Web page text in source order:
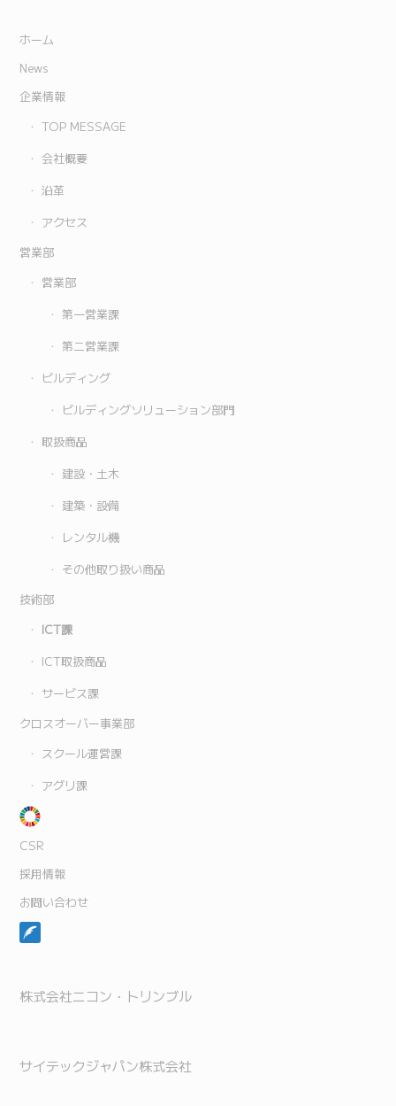
ホーム
News
企業情報
TOP MESSAGE
会社概要
沿革
アクセス
営業部
営業部
第一営業課
第二営業課
ビルディング
ビルディングソリューション部門
取扱商品
建設・土木
建築・設備
レンタル機
その他取り扱い商品
技術部
ICT課
ICT取扱商品
サービス課
クロスオーバー事業部
スクール運営課
アグリ課
CSR
採用情報
お問い合わせ
株式会社ニコン・トリンブル
サイテックジャパン株式会社